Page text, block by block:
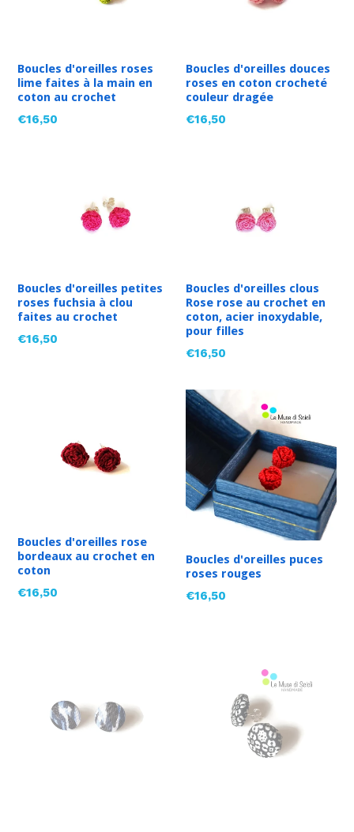
Boucles d'oreilles roses
lime faites à la main en
coton au crochet
Prix
€16,50
Boucles d'oreilles douces
roses en coton crocheté
couleur dragée
Prix
€16,50
Boucles d'oreilles petites
roses fuchsia à clou
faites au crochet
Prix
€16,50
Boucles d'oreilles clous
Rose rose au crochet en
coton, acier inoxydable,
pour filles
Prix
€16,50
Boucles d'oreilles rose
bordeaux au crochet en
coton
Prix
€16,50
Boucles d'oreilles puces
roses rouges
Prix
€16,50